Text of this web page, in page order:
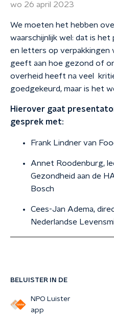
BELUISTER IN DE
NPO Luister
app
wo 26 april 2023
We moeten het hebben
waarschijnlijk wel: dat is
en letters op verpakkingen
geeft aan hoe gezond of
overheid heeft na veel
goedgekeurd, maar is het
Hierover gaat
gesprek met:
Frank Lindner van
Annet Roodenburg,
Gezondheid aan de
Bosch
Cees-Jan Adema,
Nederlandse